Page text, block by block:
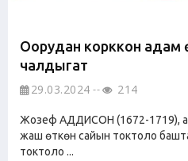
Оорудан корккон адам
чалдыгат
29.03.2024 214
Жозеф АДДИСОН (1672-1719),
жаш өткөн сайын токтоло
токтоло ...